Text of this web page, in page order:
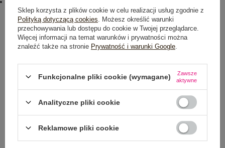
txt_COTTON COMFORT#546070#FFFFFF,dół,lewo,col
Rozmiar: L
Centrum Logistyczne Nadarzyn
Dostępny
NEWSLETTER
Sklep korzysta z plików cookie w celu realizacji usług zgodnie z
Polityką dotyczącą cookies . Możesz określić warunki
przechowywania lub dostępu do cookie w Twojej przeglądarce.
Więcej informacji na temat warunków i prywatności można
znaleźć także na stronie Prywatność i warunki Google
Funkcjonalne pliki cookie (wymagane)
Zawsze
aktywne
Analityczne pliki cookie
Reklamowe pliki cookie